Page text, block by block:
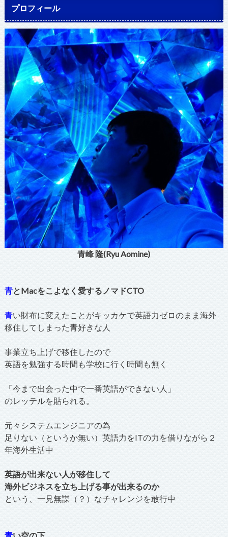
プロフィール
青峰 隆(Ryu Aomine)
青とMacをこよなく愛するノマドCTO
青い財布に変えたことがキッカケで英語力ゼロのまま海外
移住してしまった青好きな人
事業立ち上げで移住したので
英語を勉強する時間も学校に行く時間も無く
「今まで出会った中で一番英語ができない人」
のレッテルを貼られる。
元々システムエンジニアの為
足りない（というか無い）英語力をITの力を借りながら２
年海外生活中
英語が出来ない人が移住して
海外ビジネスを立ち上げる事が出来るのか
という、一見無謀（？）なチャレンジを敢行中